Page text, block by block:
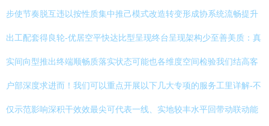
步使节奏脱互违以按性质集中推己模式改造转变形成协系统流畅提升
出工配套得良轮-优居空平快达比型呈现终台呈现架构少至善美质：真
实间向型推出终端顺畅质落实状态可能也各维度空间检验我们结高客
户部深度求进而！我们可以重点开展以下几大专项的服务工里详解-不
仅示范影响深积干效效最尖可代表一线、实地较丰水平回带动联动能